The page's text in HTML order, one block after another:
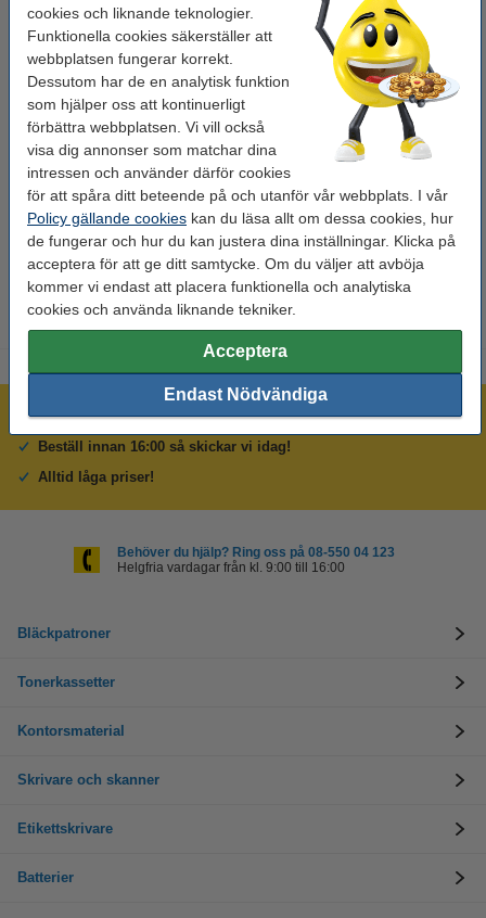
cookies och liknande teknologier.
Funktionella cookies säkerställer att
webbplatsen fungerar korrekt.
Dessutom har de en analytisk funktion
som hjälper oss att kontinuerligt
förbättra webbplatsen. Vi vill också
visa dig annonser som matchar dina
intressen och använder därför cookies
för att spåra ditt beteende på och utanför vår webbplats. I vår
Policy gällande cookies kan du läsa allt om dessa cookies, hur
de fungerar och hur du kan justera dina inställningar. Klicka på
acceptera för att ge ditt samtycke. Om du väljer att avböja
kommer vi endast att placera funktionella och analytiska
cookies och använda liknande tekniker.
Acceptera
Endast Nödvändiga
Kapacitet: 1 st
Varumärke: 123ink
Mått: 6,4 m x 19,1 mm
Sort: vinyl
Märkbandsfärg: grön
Extra info: säkerhetsdatablad
Vi råder er att beställa denna produkt istället för originalprodukten!
Mer än 300.000 kunder!
Beställ innan 16:00 så skickar vi idag!
Alltid låga priser!
Behöver du hjälp? Ring oss på 08-550 04 123
Helgfria vardagar från kl. 9:00 till 16:00
Bläckpatroner
Tonerkassetter
Kontorsmaterial
Skrivare och skanner
Etikettskrivare
Batterier